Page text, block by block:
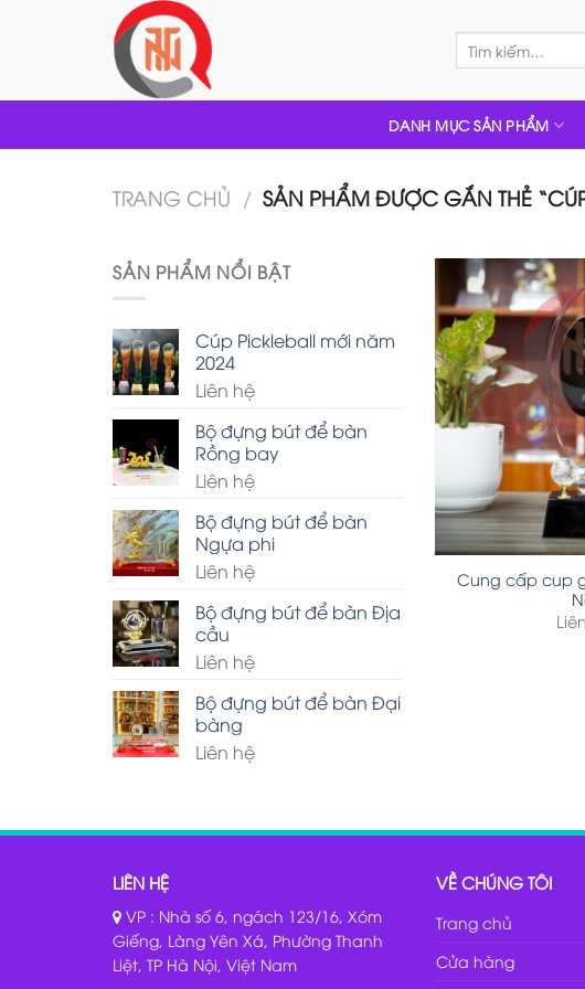
kiếm:
DANH MỤC SẢN PHẨM
TRANG CHỦ / SẢN PHẨM ĐƯỢC GẮN THẺ
SẢN PHẨM NỔI BẬT
Cúp Pickleball mới năm
2024
Liên hệ
Bộ đựng bút để bàn
Rồng bay
Liên hệ
Bộ đựng bút để bàn
Ngựa phi
Liên hệ
Bộ đựng bút để bàn Địa
cầu
Liên hệ
Bộ đựng bút để bàn Đại
bàng
Liên hệ
Cung cấp cup
LIÊN HỆ
VP : Nhà số 6, ngách 123/16, Xóm
Giếng, Làng Yên Xá, Phường Thanh
Liệt, TP Hà Nội, Việt Nam
VỀ CHÚNG TÔI
Trang chủ
Cửa hàng